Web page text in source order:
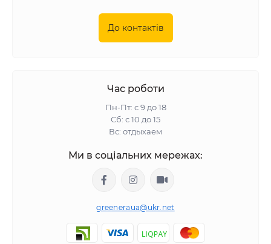
До контактів
Час роботи
Пн-Пт: с 9 до 18
Сб: с 10 до 15
Вс: отдыхаем
Ми в соціальних мережах:
greeneraua@ukr.net